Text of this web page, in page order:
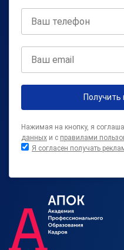
Получить
Нажимая на кнопку, я
данных и с правилами
Я согласен получать